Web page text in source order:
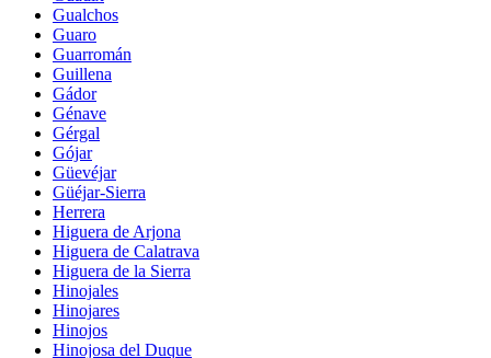
Gualchos
Guaro
Guarromán
Guillena
Gádor
Génave
Gérgal
Gójar
Güevéjar
Güéjar-Sierra
Herrera
Higuera de Arjona
Higuera de Calatrava
Higuera de la Sierra
Hinojales
Hinojares
Hinojos
Hinojosa del Duque